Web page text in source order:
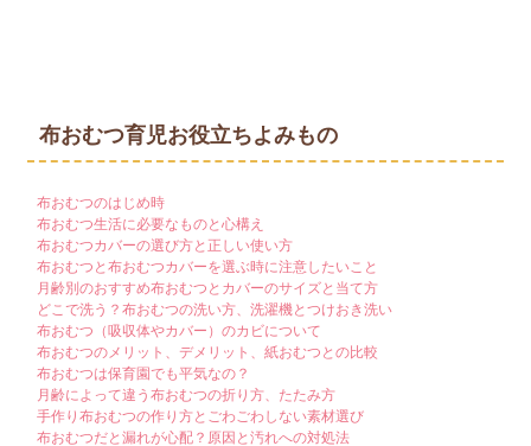
布おむつ育児お役立ちよみもの
布おむつのはじめ時
布おむつ生活に必要なものと心構え
布おむつカバーの選び方と正しい使い方
布おむつと布おむつカバーを選ぶ時に注意したいこと
月齢別のおすすめ布おむつとカバーのサイズと当て方
どこで洗う？布おむつの洗い方、洗濯機とつけおき洗い
布おむつ（吸収体やカバー）のカビについて
布おむつのメリット、デメリット、紙おむつとの比較
布おむつは保育園でも平気なの？
月齢によって違う布おむつの折り方、たたみ方
手作り布おむつの作り方とごわごわしない素材選び
布おむつだと漏れが心配？原因と汚れへの対処法